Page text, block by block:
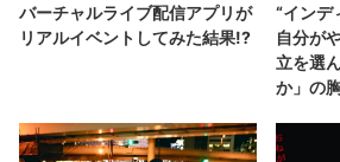
バーチャルライブ配信アプリが
リアルイベントしてみた結果!?
“インデ
自分が
立を選
か」の